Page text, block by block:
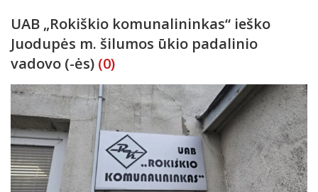
UAB „Rokiškio komunalininkas“ ieško
Juodupės m. šilumos ūkio padalinio
vadovo (-ės) (0)